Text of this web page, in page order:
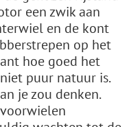
een zwik aan
en de kont
op het
hoe goed het
puur natuur is.
je zou denken.